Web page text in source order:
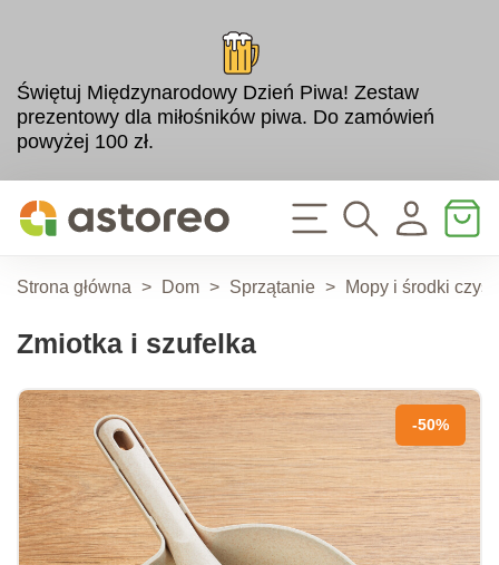
Świętuj Międzynarodowy Dzień Piwa! Zestaw
prezentowy dla miłośników piwa. Do zamówień
powyżej 100 zł.
Strona główna > Dom > Sprzątanie > Mopy i środki
Zmiotka i szufelka
-50%